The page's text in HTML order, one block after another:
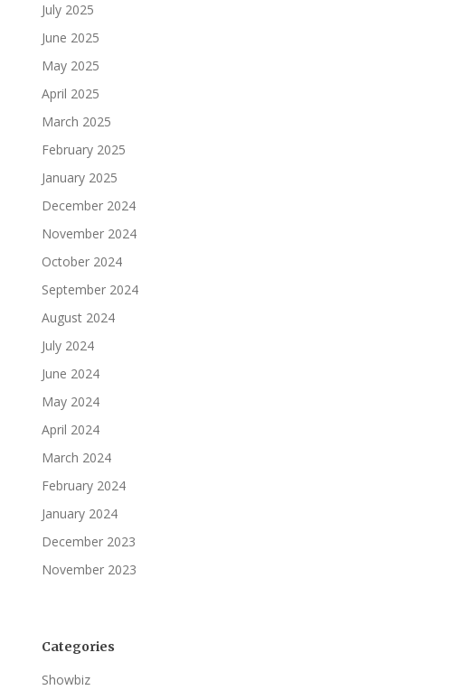
July 2025
June 2025
May 2025
April 2025
March 2025
February 2025
January 2025
December 2024
November 2024
October 2024
September 2024
August 2024
July 2024
June 2024
May 2024
April 2024
March 2024
February 2024
January 2024
December 2023
November 2023
Categories
Showbiz